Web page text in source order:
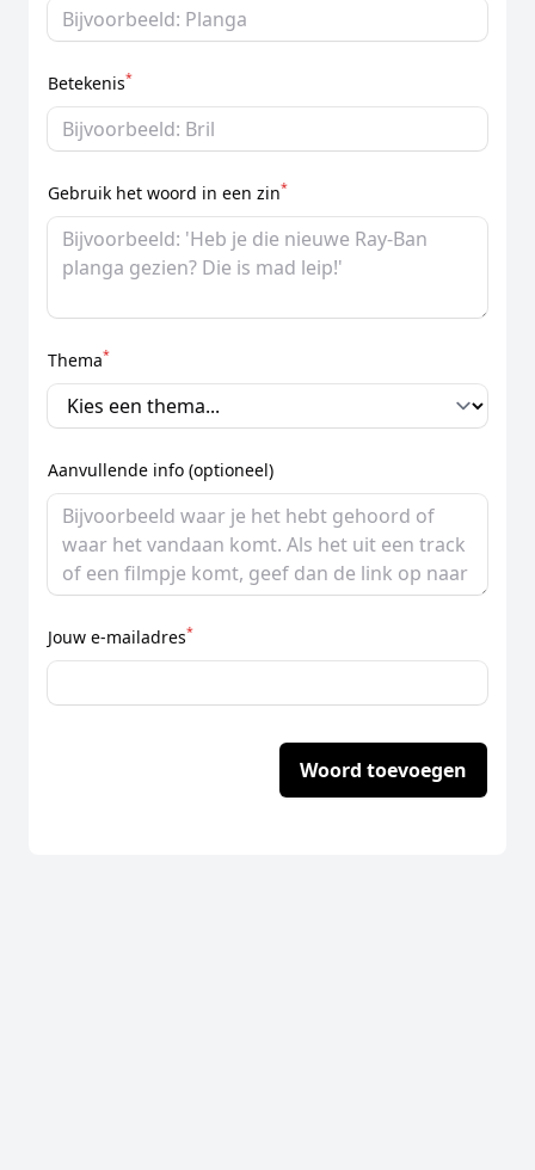
Betekenis*
Gebruik het woord in een zin*
Thema*
Aanvullende info (optioneel)
Jouw e-mailadres*
Woord toevoegen